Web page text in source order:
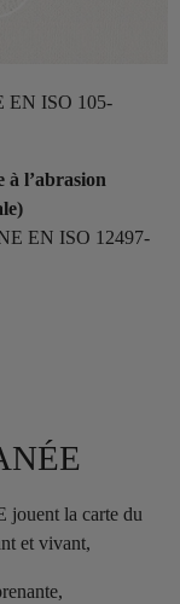
EN ISO 105-
à l’abrasion
EN ISO 12497-
jouent la carte du
et vivant,